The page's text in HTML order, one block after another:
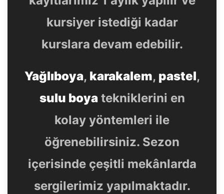
kursiyer istediği kadar
kurslara devam edebilir.
Yağlıboya, karakalem, pastel,
sulu boyatekniklerini en
kolay yöntemleri ile
öğrenebilirsiniz. Sezon
içerisinde çeşitli mekânlarda
sergilerimiz yapılmaktadır.